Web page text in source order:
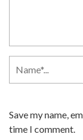
Save my name,
time I comment.